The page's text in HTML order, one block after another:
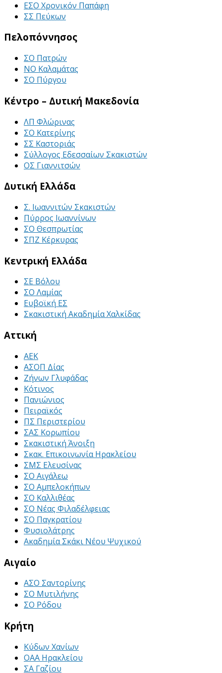
ΕΣΟ Χρονικόν Παπάφη
ΣΣ Πεύκων
Πελοπόννησος
ΣΟ Πατρών
ΝΟ Καλαμάτας
ΣΟ Πύργου
Κέντρο – Δυτική Μακεδονία
ΛΠ Φλώρινας
ΣΟ Κατερίνης
ΣΣ Καστοριάς
Σύλλογος Εδεσσαίων Σκακιστών
ΟΣ Γιαννιτσών
Δυτική Ελλάδα
Σ. Ιωαννιτών Σκακιστών
Πύρρος Ιωαννίνων
ΣΟ Θεσπρωτίας
ΣΠΖ Κέρκυρας
Κεντρική Ελλάδα
ΣΕ Βόλου
ΣΟ Λαμίας
Ευβοϊκή ΕΣ
Σκακιστική Ακαδημία Χαλκίδας
Αττική
ΑΕΚ
ΑΣΟΠ Δίας
Ζήνων Γλυφάδας
Κότινος
Πανιώνιος
Πειραϊκός
ΠΣ Περιστερίου
ΣΑΣ Κορωπίου
Σκακιστική Άνοιξη
Σκακ. Επικοινωνία Ηρακλείου
ΣΜΣ Ελευσίνας
ΣΟ Αιγάλεω
ΣΟ Αμπελοκήπων
ΣΟ Καλλιθέας
ΣΟ Νέας Φιλαδέλφειας
ΣΟ Παγκρατίου
Φυσιολάτρης
Ακαδημία Σκάκι Νέου Ψυχικού
Αιγαίο
ΑΣΟ Σαντορίνης
ΣΟ Μυτιλήνης
ΣΟ Ρόδου
Κρήτη
Κύδων Χανίων
ΟΑΑ Ηρακλείου
ΣΑ Γαζίου